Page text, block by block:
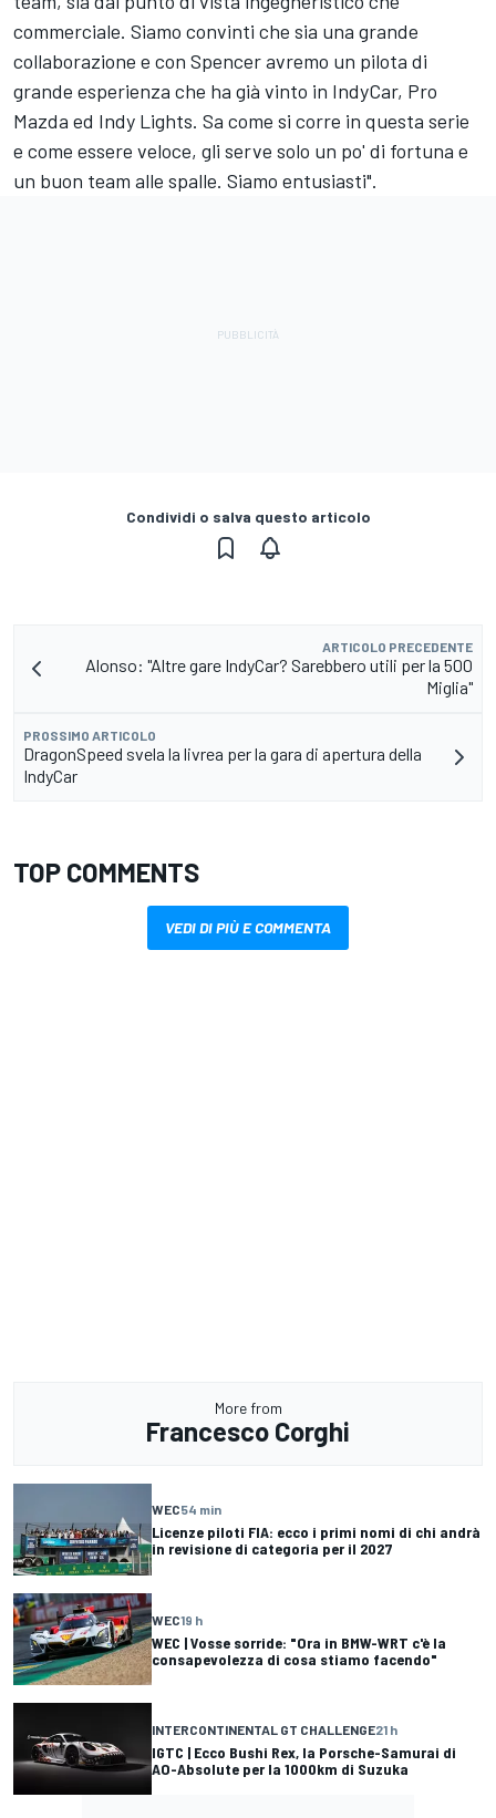
commerciale. Siamo convinti che sia una grande
collaborazione e con Spencer avremo un pilota di
grande esperienza che ha già vinto in IndyCar, Pro
Mazda ed Indy Lights. Sa come si corre in questa serie
e come essere veloce, gli serve solo un po' di fortuna e
un buon team alle spalle. Siamo entusiasti".
Condividi o salva questo articolo
ARTICOLO PRECEDENTE
Alonso: "Altre gare IndyCar? Sarebbero utili per la 500
Miglia"
PROSSIMO ARTICOLO
DragonSpeed svela la livrea per la gara di apertura della
IndyCar
TOP COMMENTS
VEDI DI PIÙ E COMMENTA
More from
Francesco Corghi
WEC54 min
Licenze piloti FIA: ecco i primi nomi di chi andrà
in revisione di categoria per il 2027
WEC19 h
WEC | Vosse sorride: "Ora in BMW-WRT c'è la
consapevolezza di cosa stiamo facendo"
INTERCONTINENTAL GT CHALLENGE21 h
IGTC | Ecco Bushi Rex, la Porsche-Samurai di
AO-Absolute per la 1000km di Suzuka